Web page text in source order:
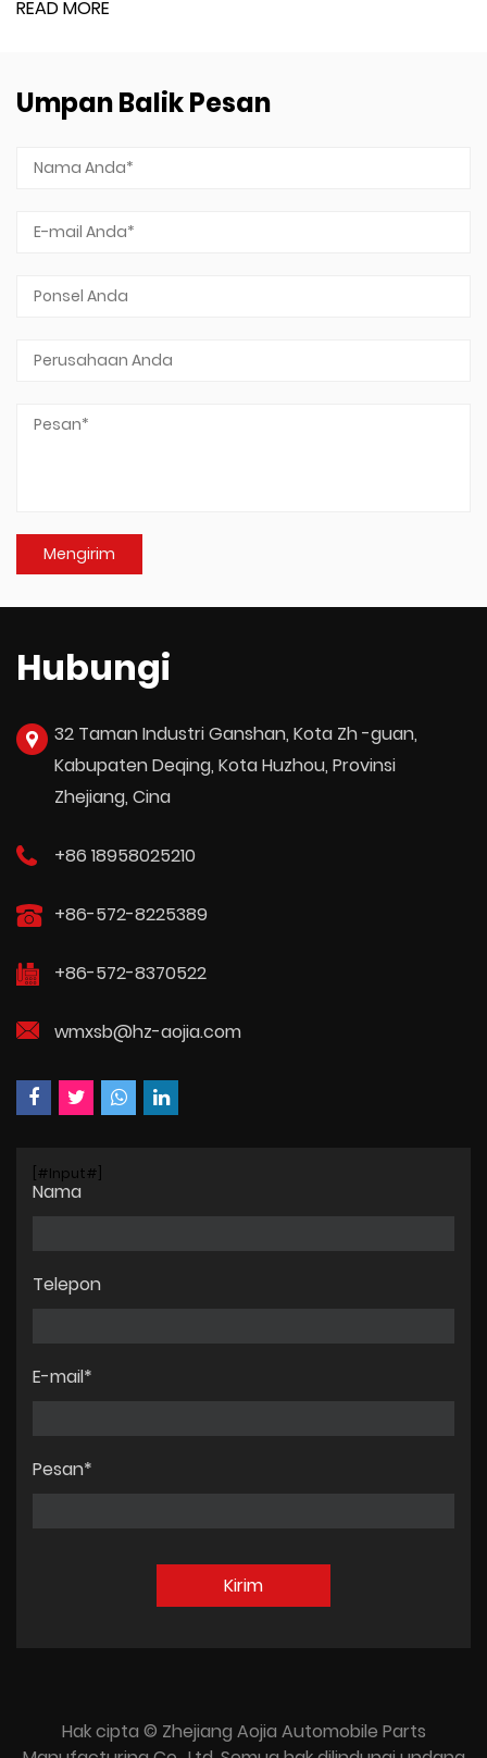
Umpan Balik Pesan
Hubungi
32 Taman Industri Ganshan, Kota Zh -guan,
Kabupaten Deqing, Kota Huzhou, Provinsi
Zhejiang, Cina
+86 18958025210
+86-572-8225389
+86-572-8370522
wmxsb@hz-aojia.com
[#Input#]
Nama
Telepon
E-mail*
Pesan*
Hak cipta © Zhejiang Aojia Automobile Parts